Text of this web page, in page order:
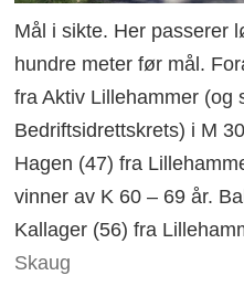
Mål i sikte. Her passerer
hundre meter før mål.
fra Aktiv Lillehammer (og
Bedriftsidrettskrets) i M
Hagen (47) fra
vinner av K 60 – 69 år.
Kallager (56) fra
Skaug